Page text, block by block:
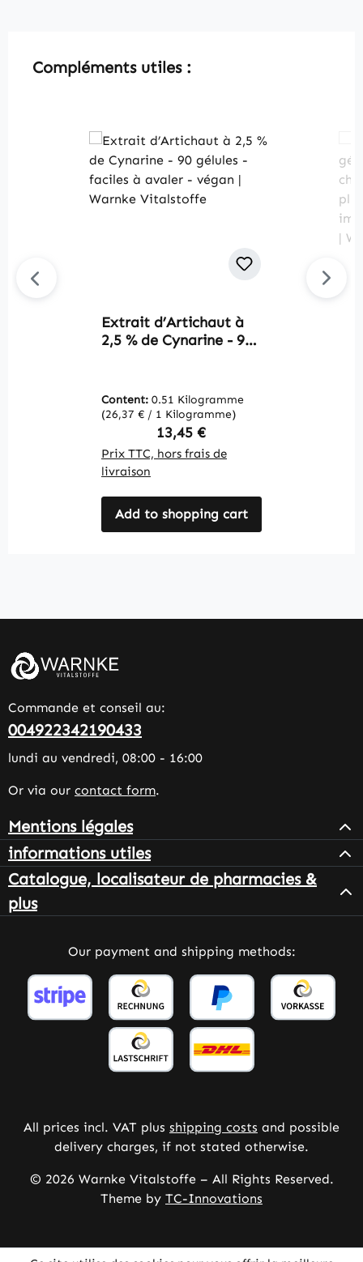
Skip product gallery
Compléments utiles :
Extrait d’Artichaut à
2,5 % de Cynarine - 90
Warnke Vitalstoffe
Content: 0.51 Kilogramme
(26,37 € / 1 Kilogramme)
Regular price:
13,45 €
Prix TTC, hors frais de
livraison
Add to shopping cart
Commande et conseil au:
004922342190433
lundi au vendredi, 08:00 - 16:00
Or via our contact form.
Mentions légales
informations utiles
Catalogue, localisateur de pharmacies &
plus
Our payment and shipping methods:
All prices incl. VAT plus shipping costs and possible
delivery charges, if not stated otherwise.
© 2026 Warnke Vitalstoffe – All Rights Reserved.
Theme by TC-Innovations